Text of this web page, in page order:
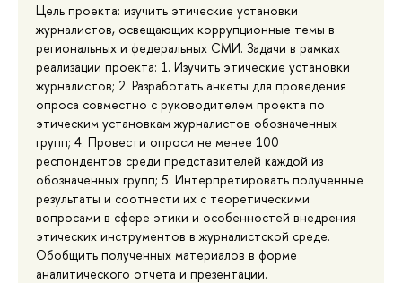
Цель проекта: изучить этические установки
журналистов, освещающих коррупционные темы в
региональных и федеральных СМИ. Задачи в рамках
реализации проекта: 1. Изучить этические установки
журналистов; 2. Разработать анкеты для проведения
опроса совместно с руководителем проекта по
этическим установкам журналистов обозначенных
групп; 4. Провести опроси не менее 100
респондентов среди представителей каждой из
обозначенных групп; 5. Интерпретировать полученные
результаты и соотнести их с теоретическими
вопросами в сфере этики и особенностей внедрения
этических инструментов в журналистской среде.
Обобщить полученных материалов в форме
аналитического отчета и презентации.